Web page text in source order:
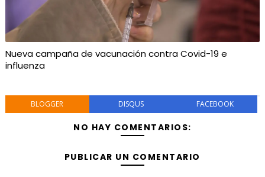
Nueva campaña de vacunación contra Covid-19 e
influenza
BLOGGER DISQUS FACEBOOK
NO HAY COMENTARIOS:
PUBLICAR UN COMENTARIO